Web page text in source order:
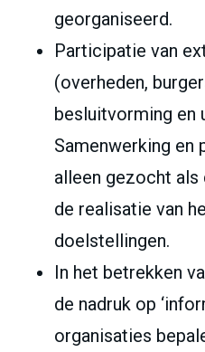
georganiseerd.
Participatie van
(overheden,
besluitvorming en
Samenwerking
alleen gezocht
de realisatie van
doelstellingen.
In het betrekken
de nadruk op
organisaties